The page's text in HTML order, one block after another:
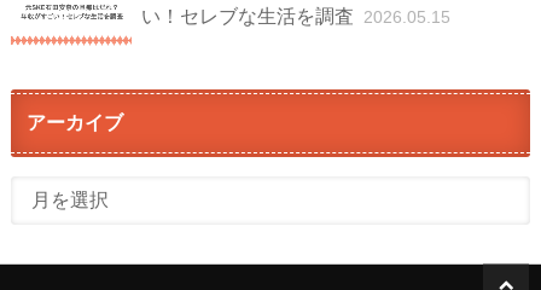
い！セレブな生活を調査
2026.05.15
アーカイブ